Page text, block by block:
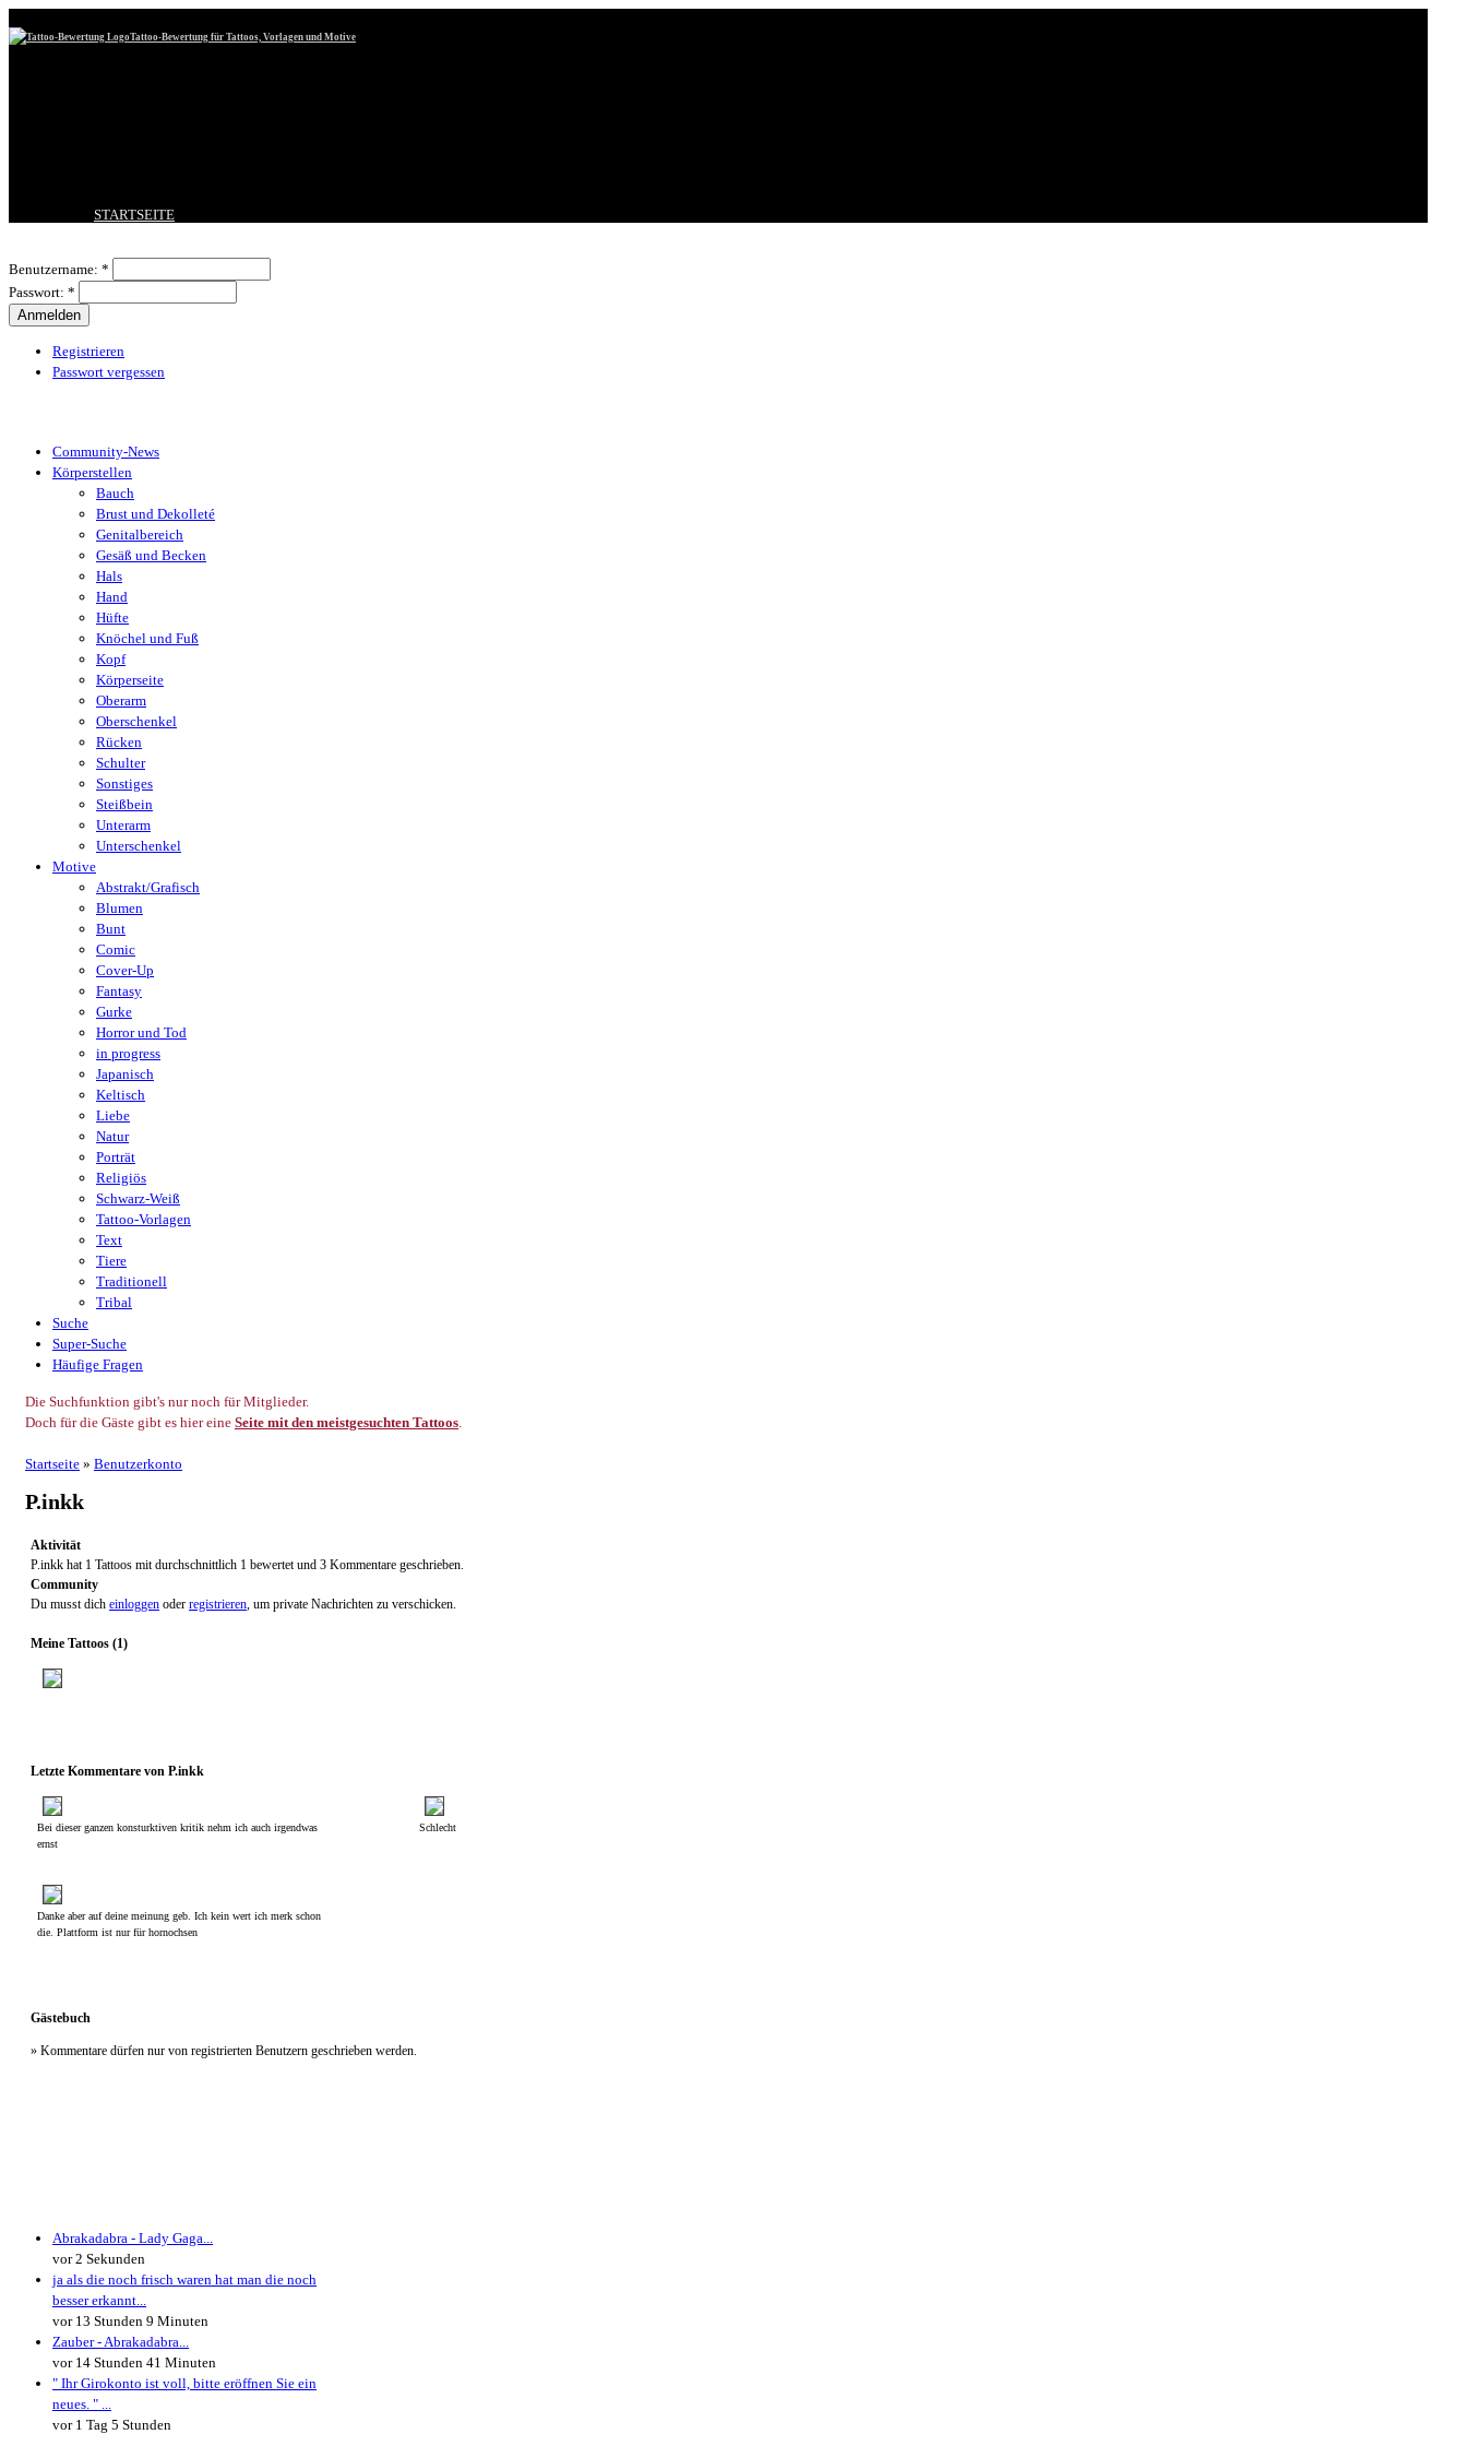
Tattoo-Bewertung für Tattoos, Vorlagen und Motive
STARTSEITE
BESTE TATTOOS
NEUESTE TATTOOS
Benutzername: *
Passwort: *
Registrieren
Passwort vergessen
Community-News
Körperstellen
Bauch
Brust und Dekolleté
Genitalbereich
Gesäß und Becken
Hals
Hand
Hüfte
Knöchel und Fuß
Kopf
Körperseite
Oberarm
Oberschenkel
Rücken
Schulter
Sonstiges
Steißbein
Unterarm
Unterschenkel
Motive
Abstrakt/Grafisch
Blumen
Bunt
Comic
Cover-Up
Fantasy
Gurke
Horror und Tod
in progress
Japanisch
Keltisch
Liebe
Natur
Porträt
Religiös
Schwarz-Weiß
Tattoo-Vorlagen
Text
Tiere
Traditionell
Tribal
Suche
Super-Suche
Häufige Fragen
Die Suchfunktion gibt's nur noch für Mitglieder.
Doch für die Gäste gibt es hier eine Seite mit den meistgesuchten Tattoos.
Startseite » Benutzerkonto
P.inkk
Aktivität
P.inkk hat 1 Tattoos mit durchschnittlich 1 bewertet und 3 Kommentare geschrieben.
Community
Du musst dich einloggen oder registrieren, um private Nachrichten zu verschicken.
Meine Tattoos (1)
Letzte Kommentare von P.inkk
Bei dieser ganzen konsturktiven kritik nehm ich auch irgendwas
ernst
Schlecht
Danke aber auf deine meinung geb. Ich kein wert ich merk schon
die. Plattform ist nur für hornochsen
Gästebuch
» Kommentare dürfen nur von registrierten Benutzern geschrieben werden.
Abrakadabra - Lady Gaga...
vor 2 Sekunden
ja als die noch frisch waren hat man die noch
besser erkannt...
vor 13 Stunden 9 Minuten
Zauber - Abrakadabra...
vor 14 Stunden 41 Minuten
" Ihr Girokonto ist voll, bitte eröffnen Sie ein
neues. " ...
vor 1 Tag 5 Stunden